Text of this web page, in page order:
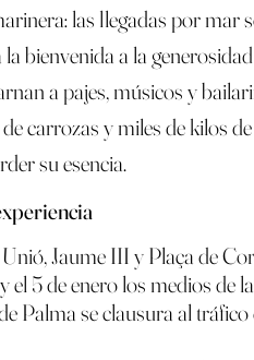
las llegadas por mar
bienvenida a la
a pajes, músicos y
carrozas y miles de kilos
su esencia.
Jaume III y Plaça de
el 5 de enero los medios de
Palma se clausura al